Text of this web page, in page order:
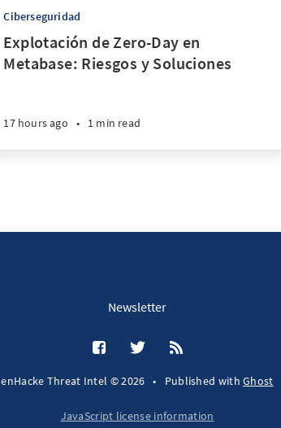
Ciberseguridad
Explotación de Zero-Day en
Metabase: Riesgos y Soluciones
17 hours ago • 1 min read
Newsletter
enHacke Threat Intel © 2026 • Published withGhost
JavaScript license information